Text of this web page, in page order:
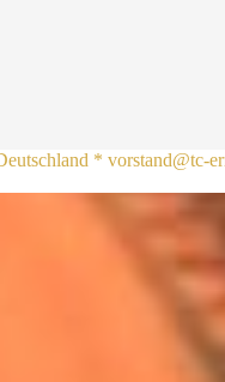
* vorstand@tc-